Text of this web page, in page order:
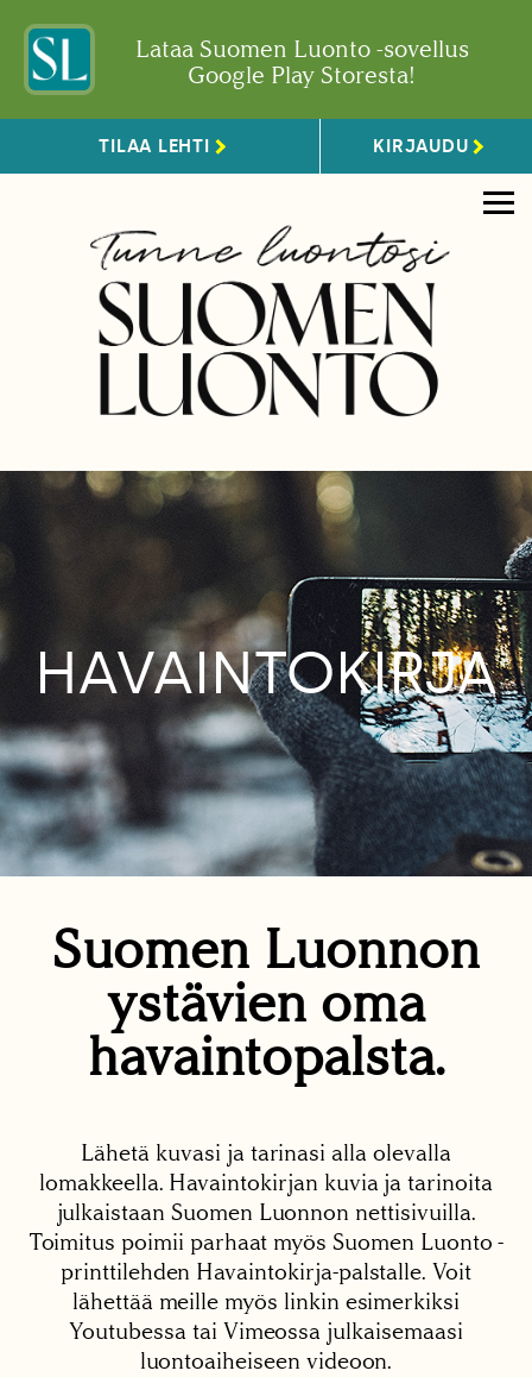
Lataa Suomen Luonto -sovellus
Google Play Storesta!
TILAA LEHTI KIRJAUDU
HAVAINTOKIRJA
Suomen Luonnon
ystävien oma
havaintopalsta.
Lähetä kuvasi ja tarinasi alla olevalla
lomakkeella. Havaintokirjan kuvia ja tarinoita
julkaistaan Suomen Luonnon nettisivuilla.
Toimitus poimii parhaat myös Suomen Luonto -
printtilehden Havaintokirja-palstalle. Voit
lähettää meille myös linkin esimerkiksi
Youtubessa tai Vimeossa julkaisemaasi
luontoaiheiseen videoon.